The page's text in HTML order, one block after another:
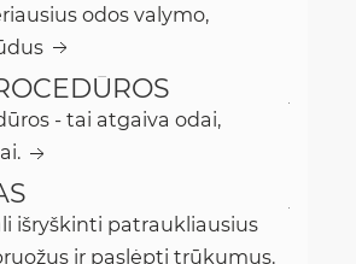
odos valymo,
- tai atgaiva odai,
išryškinti patraukliausius
ir paslėpti trūkumus.